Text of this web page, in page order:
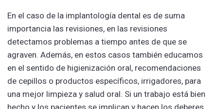
En el caso de la implantología dental es de suma
importancia las revisiones, en las revisiones
detectamos problemas a tiempo antes de que se
agraven. Además, en estos casos también educamos
en el sentido de higienización oral, recomendaciones
de cepillos o productos específicos, irrigadores, para
una mejor limpieza y salud oral. Si un trabajo está bien
hecho y los pacientes se implican y hacen los deberes